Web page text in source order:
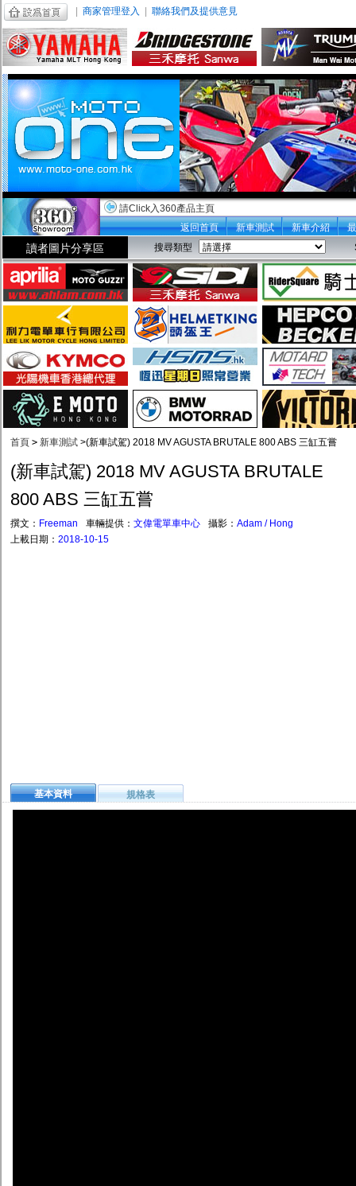
商家管理登入 聯絡我們及提供意見
請Click入360產品主頁
返回首頁
新車測試 新車介紹
讀者圖片分享區 搜尋類型
首頁 > 新車測試 >(新車試駕) 2018 MV AGUSTA BRUTALE 800 ABS 三缸五嘗
(新車試駕) 2018 MV AGUSTA BRUTALE
800 ABS 三缸五嘗
撰文： Freeman 車輛提供： 文偉電單車中心 攝影： Adam / Hong
上載日期： 2018-10-15
基本資料 規格表